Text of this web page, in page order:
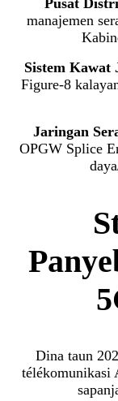
Pusat
manajemen
Sistem Kawat
Figure-8
Jaringan
OPGW Splice
Dina taun
télékomunikasi